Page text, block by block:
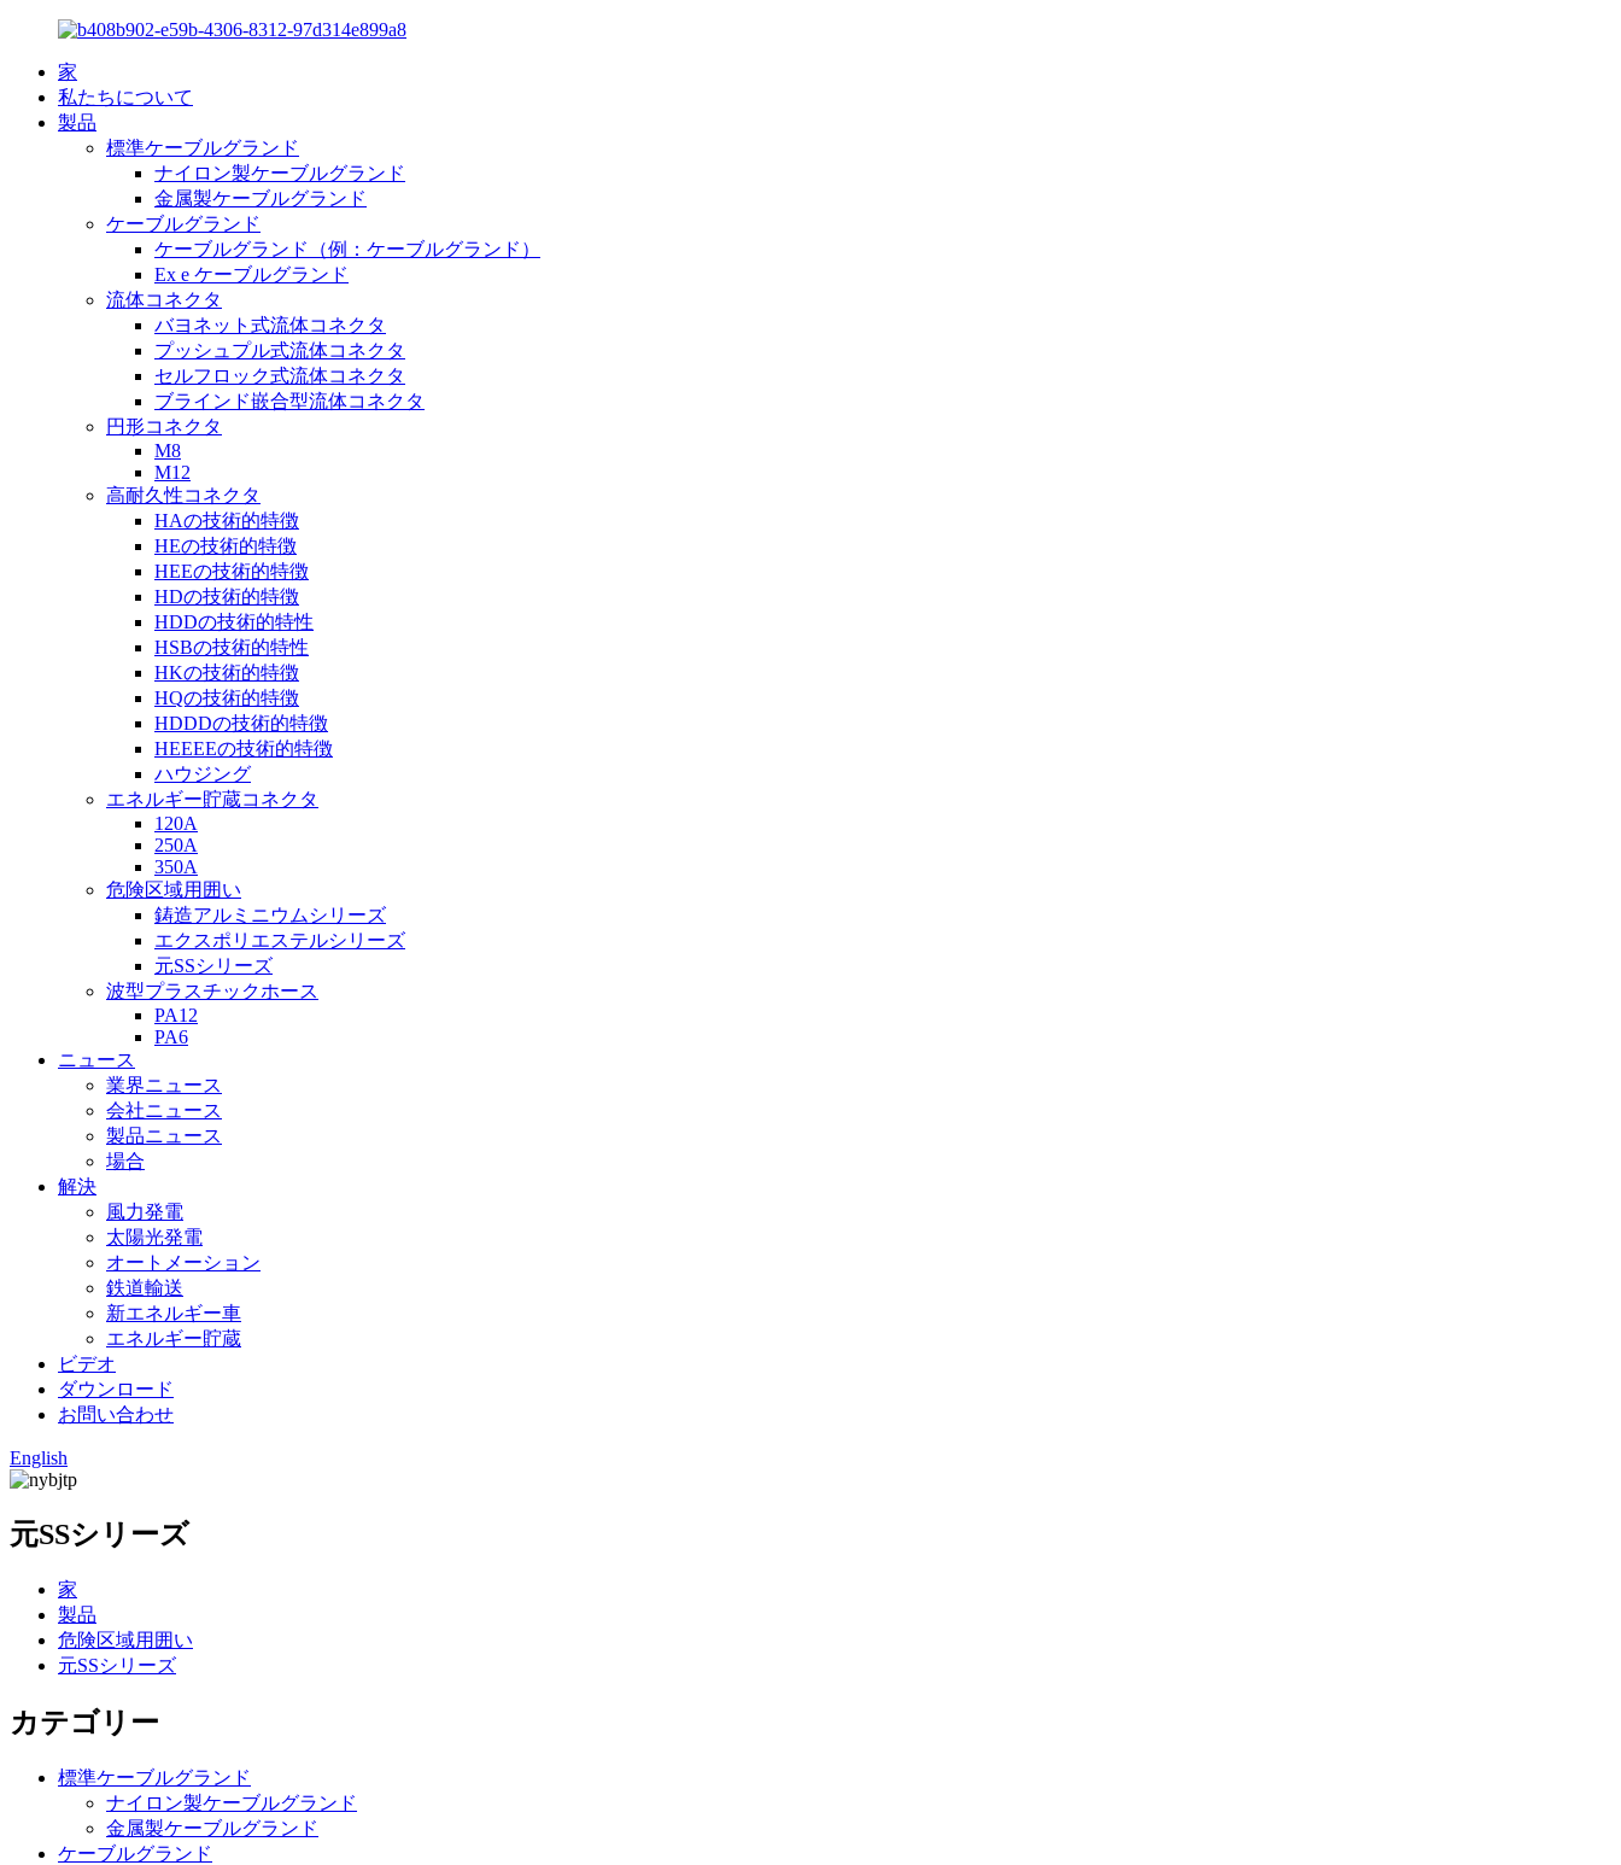
家
私たちについて
製品
標準ケーブルグランド
ナイロン製ケーブルグランド
金属製ケーブルグランド
ケーブルグランド
ケーブルグランド（例：ケーブルグランド）
Ex e ケーブルグランド
流体コネクタ
バヨネット式流体コネクタ
プッシュプル式流体コネクタ
セルフロック式流体コネクタ
ブラインド嵌合型流体コネクタ
円形コネクタ
M8
M12
高耐久性コネクタ
HAの技術的特徴
HEの技術的特徴
HEEの技術的特徴
HDの技術的特徴
HDDの技術的特性
HSBの技術的特性
HKの技術的特徴
HQの技術的特徴
HDDDの技術的特徴
HEEEEの技術的特徴
ハウジング
エネルギー貯蔵コネクタ
120A
250A
350A
危険区域用囲い
鋳造アルミニウムシリーズ
エクスポリエステルシリーズ
元SSシリーズ
波型プラスチックホース
PA12
PA6
ニュース
業界ニュース
会社ニュース
製品ニュース
場合
解決
風力発電
太陽光発電
オートメーション
鉄道輸送
新エネルギー車
エネルギー貯蔵
ビデオ
ダウンロード
お問い合わせ
English
元SSシリーズ
家
製品
危険区域用囲い
元SSシリーズ
カテゴリー
標準ケーブルグランド
ナイロン製ケーブルグランド
金属製ケーブルグランド
ケーブルグランド